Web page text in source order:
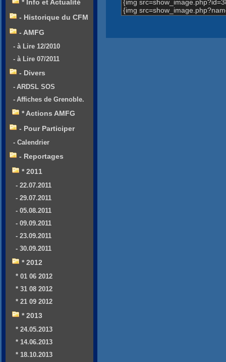
{img
{img
* Info et Actualité
- Historique du CFM
- AMFG
- à Lire 12/2010
- à Lire 07/2011
- Divers
- ARDSL SOS
- Affiches de Grenoble.
* Actions AMFG
- Pour Participer
- Calendrier
- Reportages
* 2011
- 22.07.2011
- 29.07.2011
- 05.08.2011
- 09.09.2011
- 23.09.2011
- 30.09.2011
* 2012
* 01 06 2012
* 31 08 2012
* 21 09 2012
* 2013
* 24.05.2013
* 14.06.2013
* 18.10.2013